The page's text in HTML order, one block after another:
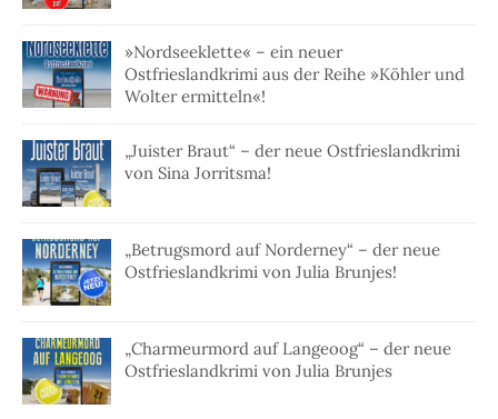
»Nordseeklette« – ein neuer
Ostfrieslandkrimi aus der Reihe »Köhler und
Wolter ermitteln«!
„Juister Braut“ – der neue Ostfrieslandkrimi
von Sina Jorritsma!
„Betrugsmord auf Norderney“ – der neue
Ostfrieslandkrimi von Julia Brunjes!
„Charmeurmord auf Langeoog“ – der neue
Ostfrieslandkrimi von Julia Brunjes